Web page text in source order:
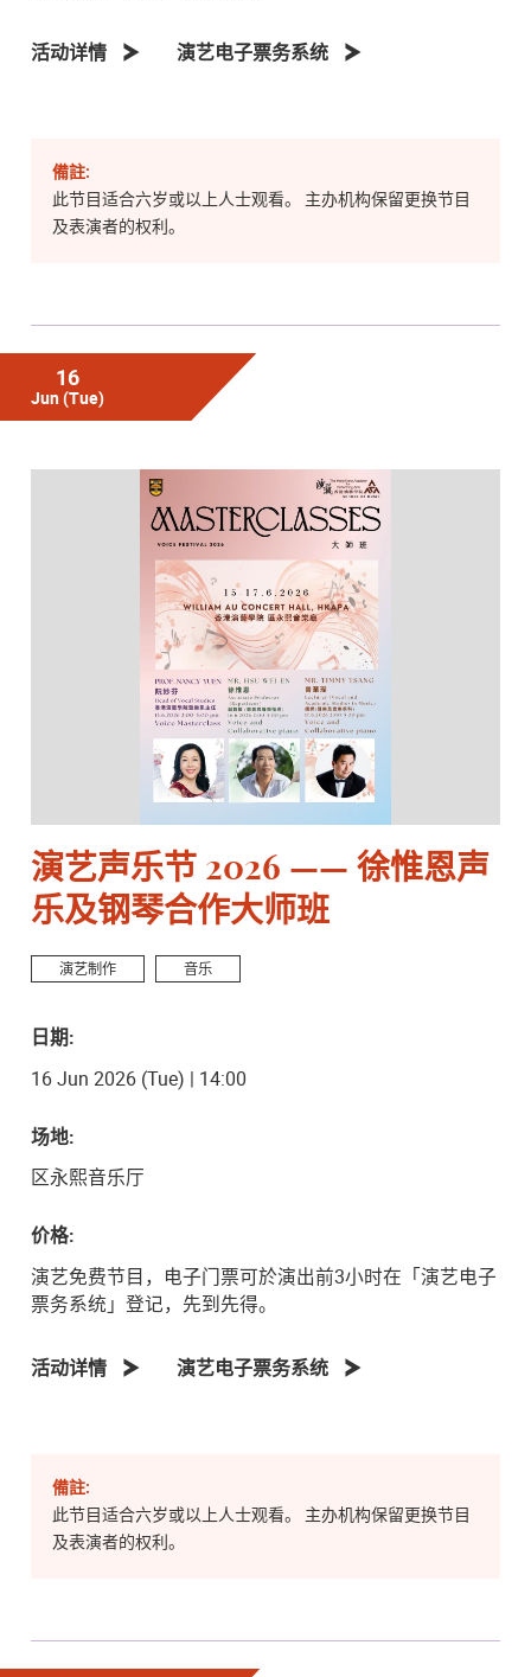
活动详情 演艺电子票务系统
備註:
此节目适合六岁或以上人士观看。 主办机构保留更换节目
及表演者的权利。
16
Jun(Tue)
演艺声乐节 2026 —— 徐惟恩声
乐及钢琴合作大师班
演艺制作 音乐
日期:
16 Jun 2026 (Tue) | 14:00
场地:
区永熙音乐厅
价格:
演艺免费节目，电子门票可於演出前3小时在「演艺电子
票务系统」登记，先到先得。
活动详情 演艺电子票务系统
備註:
此节目适合六岁或以上人士观看。 主办机构保留更换节目
及表演者的权利。